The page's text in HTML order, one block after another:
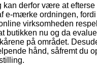
kan derfor være at
e-mærke ordningen,
virksomheden
butikken nu og da
på området.
hånd, såfremt du